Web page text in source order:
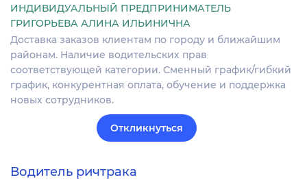
ИНДИВИДУАЛЬНЫЙ ПРЕДПРИНИМАТЕЛЬ
ГРИГОРЬЕВА АЛИНА ИЛЬИНИЧНА
Доставка заказов клиентам по городу и ближайшим
районам. Наличие водительских прав
соответствующей категории. Сменный график/гибкий
график, конкурентная оплата, обучение и поддержка
новых сотрудников.
Откликнуться
Водитель ричтрака